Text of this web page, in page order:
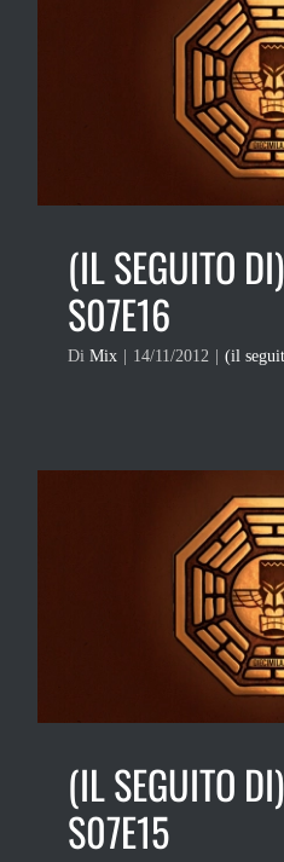
(IL SEGUITO
S07E16
Di Mix 14/11/2012 (il
(IL SEGUITO
S07E15